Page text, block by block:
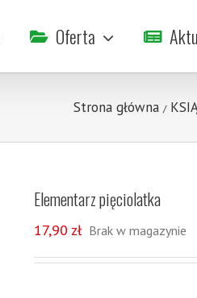
Oferta
Strona główna /
Elementarz pięciolatka
17,90 zł Brak w magazynie